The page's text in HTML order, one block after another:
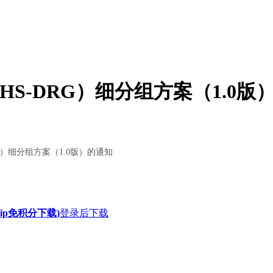
DRG）细分组方案（1.0版
细分组方案（1.0版）的通知
免积分下载)登录后下载